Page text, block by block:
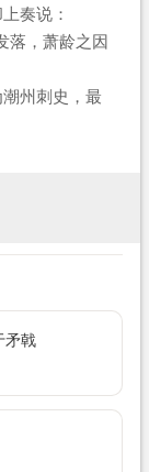
奏说：
落，萧龄之因
州刺史，最
矛戟